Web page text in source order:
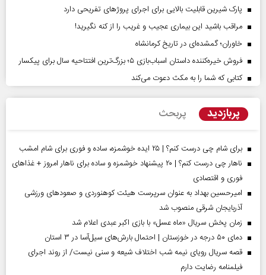
پارک شیرین قابلیت‌ بالایی برای اجرای پروژهای تفریحی دارد
مراقب باشید این بیماری عجیب و غریب را از کنه نگیرید!
خاوران؛ گمشده‌ای در تاریخ کرمانشاه
فروش خیره‌کننده داستان اسباب‌بازی ۵؛ بزرگ‌ترین افتتاحیه سال برای پیکسار
کتابی که شما را به مکث دعوت می‌کند
پربازدید پربحث
برای شام چی درست کنم؟ | ۲۵ ایده خوشمزه، ساده و فوری برای شام امشب
ناهار چی درست کنم؟ | ۲۰ پیشنهاد خوشمزه و ساده برای ناهار امروز + غذاهای
فوری و اقتصادی
امیرحسین بهداد به عنوان سرپرست هیئت کوهنوردی و صعودهای ورزشی
آذربایجان شرقی منصوب شد
زمان پخش سریال «ماه عسل» با بازی اکبر عبدی اعلام شد
دمای ۵۰ درجه در خوزستان | احتمال بارش‌های سیل‌آسا در ۳ استان
قصه سریال رویای نیمه شب اختلاف شیعه و سنی نیست/ از روند اجرای
فیلمنامه رضایت دارم